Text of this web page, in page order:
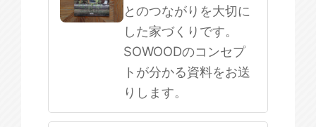
とのつながりを大切に
した家づくりです。
SOWOODのコンセプ
トが分かる資料をお送
りします。